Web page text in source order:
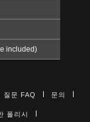
included)
질문 FAQ 문의
폴리시